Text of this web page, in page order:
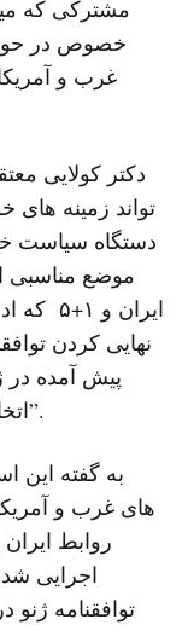
مشترکی که
خصوص در
غرب و
دکتر کولایی
تواند زمینه های
دستگاه سیاست
موضع مناسبی
ایران
نهایی کردن
پیش آمده در
اتخاذ کند که نتیجه دو سر برد داشته باشد”.
به گفته این
های غرب و
روابط
اجرایی
توافقنامه